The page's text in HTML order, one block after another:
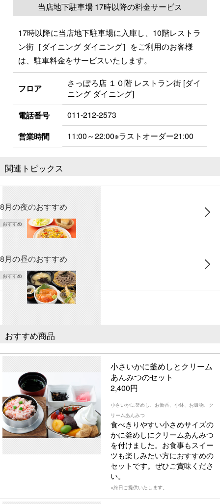
当店地下駐車場 17時以降の料金サービス
17時以降に当店地下駐車場に入庫し、10階レストラ
ン街［ダイニング ダイニング］をご利用のお客様
は、駐車料金をサービスいたします。
フロア
さっぽろ店 １０階 レストラン街 [ダイ
ニング ダイニング]
電話番号
011-212-2573
営業時間
11:00～22:00※ラストオーダー21:00
関連トピックス
8月の夜のおすすめ
おすすめ
8月の昼のおすすめ
おすすめ
おすすめ商品
小さいかに釜めしとクリーム
あんみつのセット
2,400円
小さいかに釜めし、お新香、小鉢、お吸物、ク
リームあんみつ
食べきりやすい小さめサイズの
かに釜めしにクリームあんみつ
を付けました。お食事もスイー
ツも楽しみたい方におすすめの
セットです。ぜひご賞味くださ
い。
※終日ご提供いたします。